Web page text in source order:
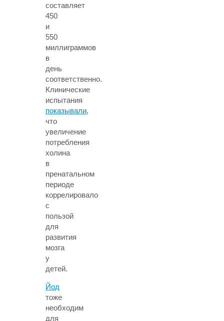
составляет
450
и
550
миллиграммов
в
день
соответственно.
Клинические
испытания
показывали,
что
увеличение
потребления
холина
в
пренатальном
периоде
коррелировало
с
пользой
для
развития
мозга
у
детей.
Йод
тоже
необходим
для